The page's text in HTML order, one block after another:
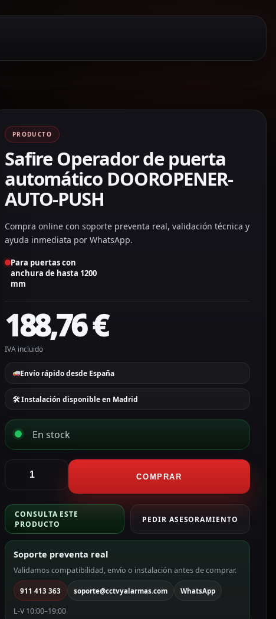
PRODUCTO
Safire Operador de puerta
automático DOOROPENER-
AUTO-PUSH
Compra online con soporte preventa real, validación técnica y
ayuda inmediata por WhatsApp.
Para puertas con
anchura de hasta 1200
mm
188,76€
IVA incluido
Envío rápido desde España
🛠 Instalación disponible en Madrid
En stock
Operador
puerta
automático
DOOROPENER-
AUTO-
PUSH
cantidad
COMPRAR
CONSULTA ESTE
PRODUCTO
PEDIR ASESORAMIENTO
Soporte preventa real
Validamos compatibilidad, envío o instalación antes de comprar.
911 413 363 soporte@cctvyalarmas.com WhatsApp
L-V 10:00–19:00